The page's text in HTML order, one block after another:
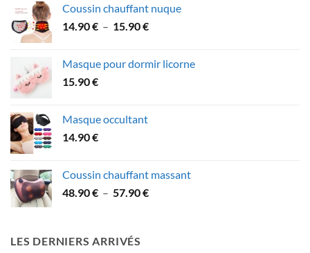
64.90 €
à
Coussin chauffant nuque
14.90€ – 15.90€Plage
14.90 €
Masque pour dormir licorne
15.90€
Masque occultant
14.90€
Coussin chauffant massant
48.90€ – 57.90€Plage
LES DERNIERS ARRIVÉS